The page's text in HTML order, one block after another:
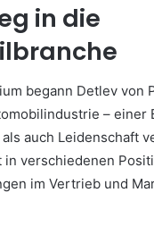
in die
begann Detlev von
– einer
auch Leidenschaft
in verschiedenen
im Vertrieb und